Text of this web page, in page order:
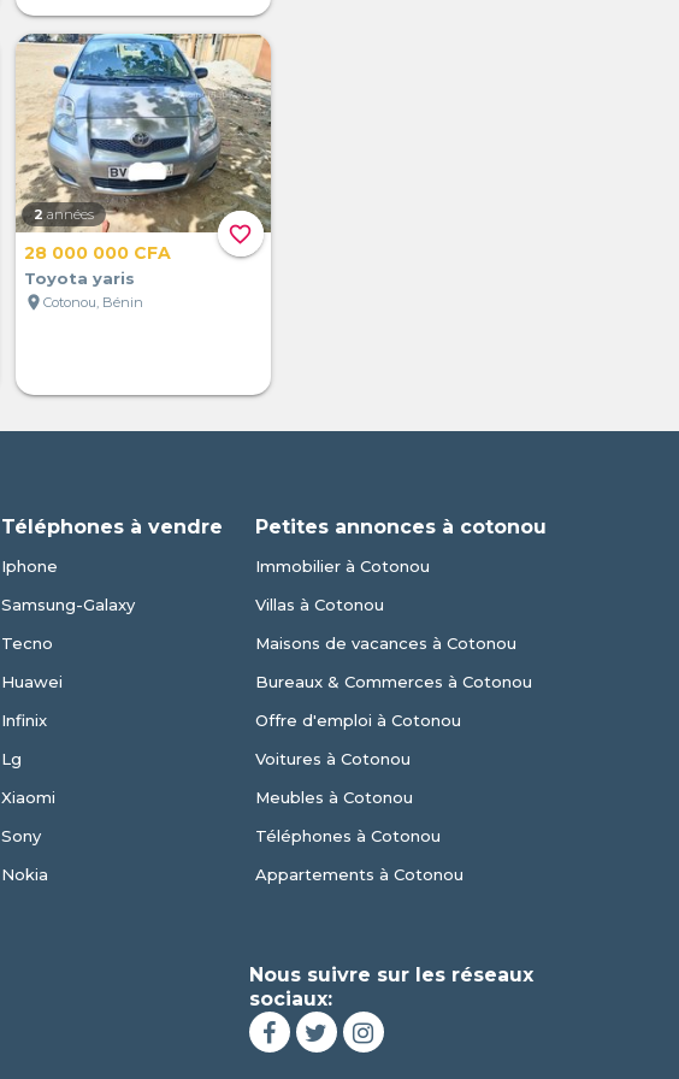
favorite_border
2 années
28 000 000 CFA
Toyota yaris
location_on Cotonou, Bénin
Téléphones à vendre
Iphone
Samsung-Galaxy
Tecno
Huawei
Infinix
Lg
Xiaomi
Sony
Nokia
Petites annonces à cotonou
Immobilier à Cotonou
Villas à Cotonou
Maisons de vacances à Cotonou
Bureaux & Commerces à Cotonou
Offre d'emploi à Cotonou
Voitures à Cotonou
Meubles à Cotonou
Téléphones à Cotonou
Appartements à Cotonou
Nous suivre sur les réseaux
sociaux: